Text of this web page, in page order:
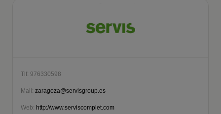
Tlf: 976330598
Mail:zaragoza@servisgroup.es
Web: http://www.serviscomplet.com